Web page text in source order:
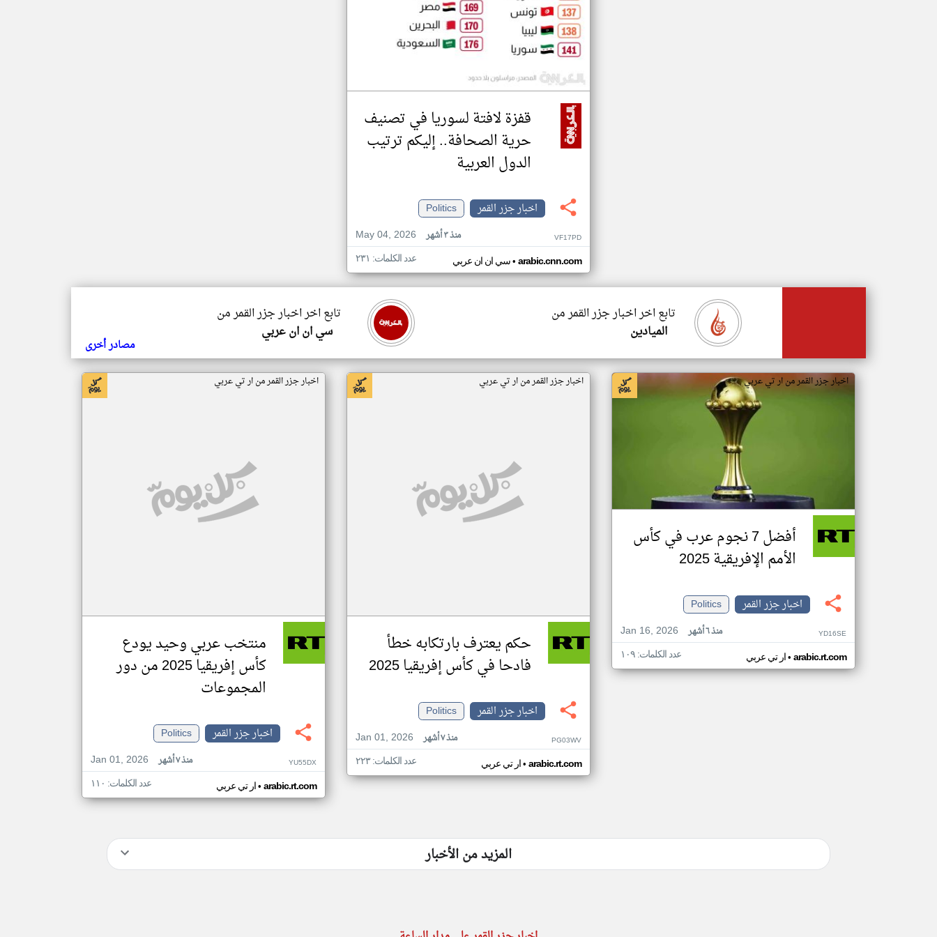
قفزة لافتة لسوريا في تصنيف
حرية الصحافة.. إليكم ترتيب
الدول العربية
اخبار جزر القمر
Politics
May 04, 2026
منذ ٣ أشهر VF17PD
سي ان ان عربي• arabic.cnn.com عدد الكلمات: ٢٣١
تابع اخر اخبار جزر القمر من
سي ان ان عربي
تابع اخر اخبار جزر القمر من
الميادين
مصادر أخرى
اخبار جزر القمر من ار تي عربي
أفضل 7 نجوم عرب في كأس
الأمم الإفريقية 2025
اخبار جزر القمر
Politics
Jan 16, 2026
منذ ٦ أشهر YD16SE
ار تي عربي• arabic.rt.com عدد الكلمات: ١٠٩
اخبار جزر القمر من ار تي عربي
حكم يعترف بارتكابه خطأ
فادحا في كأس إفريقيا 2025
اخبار جزر القمر
Politics
Jan 01, 2026
منذ ٧ أشهر PG03WV
ار تي عربي• arabic.rt.com عدد الكلمات: ٢٢٣
اخبار جزر القمر من ار تي عربي
منتخب عربي وحيد يودع
كأس إفريقيا 2025 من دور
المجموعات
اخبار جزر القمر
Politics
Jan 01, 2026
منذ ٧ أشهر YU55DX
ار تي عربي• arabic.rt.com عدد الكلمات: ١١٠
المزيد من الأخبار